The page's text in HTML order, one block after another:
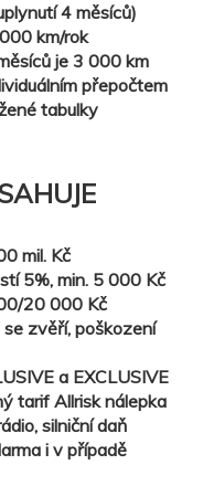
4 měsíců)
km/rok
je 3 000 km
přepočtem
tabulky
mil. Kč
5%, min. 5 000 Kč
20 000 Kč
zvěří, poškození
a EXCLUSIVE
tarif Allrisk nálepka
silniční daň
i v případě